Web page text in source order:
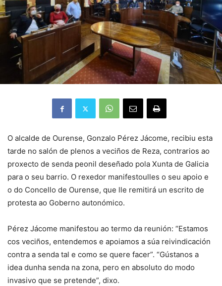
O alcalde de Ourense, Gonzalo Pérez Jácome, recibiu esta
tarde no salón de plenos a veciños de Reza, contrarios ao
proxecto de senda peonil deseñado pola Xunta de Galicia
para o seu barrio. O rexedor manifestoulles o seu apoio e
o do Concello de Ourense, que lle remitirá un escrito de
protesta ao Goberno autonómico.
Pérez Jácome manifestou ao termo da reunión: “Estamos
cos veciños, entendemos e apoiamos a súa reivindicación
contra a senda tal e como se quere facer”. “Gústanos a
idea dunha senda na zona, pero en absoluto do modo
invasivo que se pretende”, dixo.